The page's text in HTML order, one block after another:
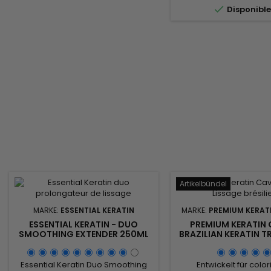
Feuchtigkeit und wirkt
 Disponible
MARKE: ESSENTIAL KERATIN
ESSENTIAL KERATIN - DUO
SMOOTHING EXTENDER 250ML
Essential Keratin Duo Smoothing
Artikelbündel
MARKE: PREMIUM
PREMIUM KERATIN
BRAZILIAN KERATIN
REVITALIZ SYSTEM)
Entwickelt für